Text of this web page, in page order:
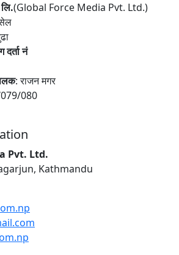
(Global Force Media Pvt. Ltd.)
दर्ता नं
: राजन मगर
080
Pvt. Ltd.
Kathmandu